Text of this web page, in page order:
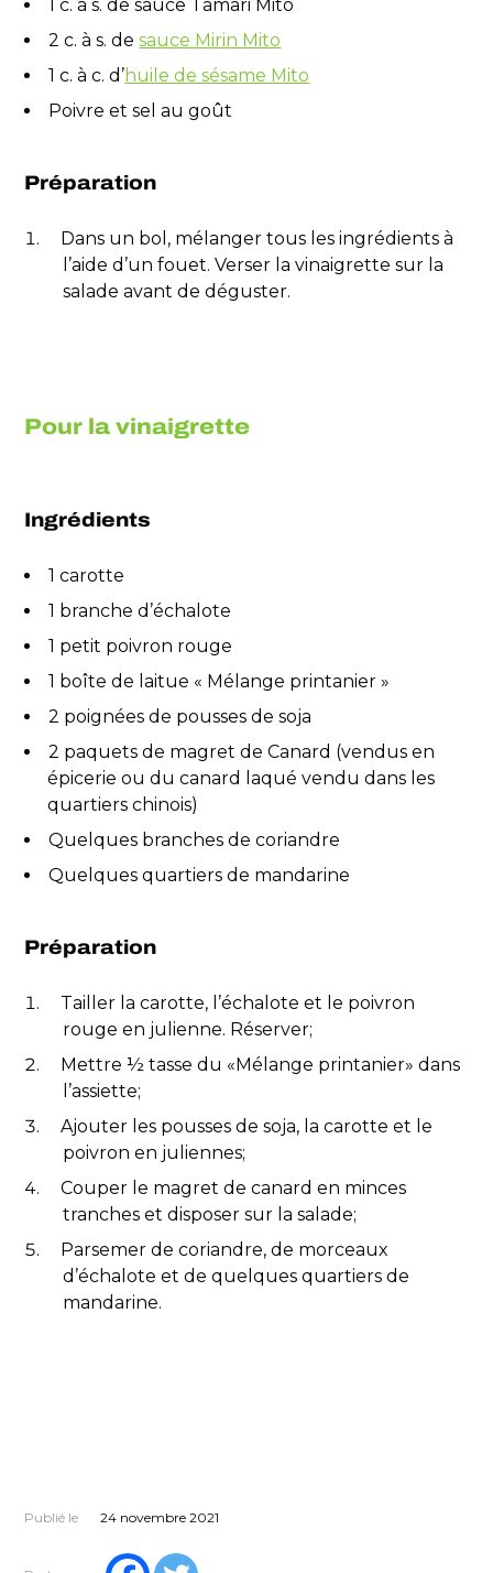
1 c. à s. de sauce Tamari Mito
2 c. à s. desauce Mirin Mito
1 c. à c. d’huile de sésame Mito
Poivre et sel au goût
Préparation
Dans un bol, mélanger tous les ingrédients à
l’aide d’un fouet. Verser la vinaigrette sur la
salade avant de déguster.
Pour la vinaigrette
Ingrédients
1 carotte
1 branche d’échalote
1 petit poivron rouge
1 boîte de laitue « Mélange printanier »
2 poignées de pousses de soja
2 paquets de magret de Canard (vendus en
épicerie ou du canard laqué vendu dans les
quartiers chinois)
Quelques branches de coriandre
Quelques quartiers de mandarine
Préparation
Tailler la carotte, l’échalote et le poivron
rouge en julienne. Réserver;
Mettre ½ tasse du «Mélange printanier» dans
l’assiette;
Ajouter les pousses de soja, la carotte et le
poivron en juliennes;
Couper le magret de canard en minces
tranches et disposer sur la salade;
Parsemer de coriandre, de morceaux
d’échalote et de quelques quartiers de
mandarine.
Publié le 24 novembre 2021